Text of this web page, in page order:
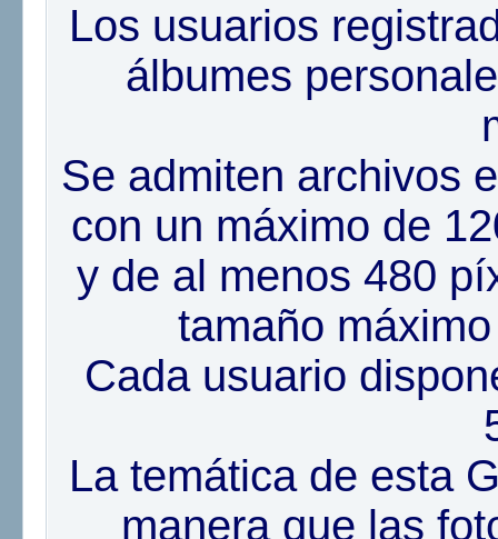
Los usuarios
álbumes
Se admiten archivos
con un máximo de
y de al menos 480
tamaño
Cada usuario
La temática de esta
manera que las